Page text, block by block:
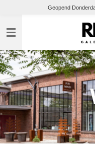
naar
de
Geopend